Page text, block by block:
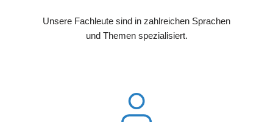
Unsere Fachleute sind in zahlreichen Sprachen
und Themen spezialisiert.